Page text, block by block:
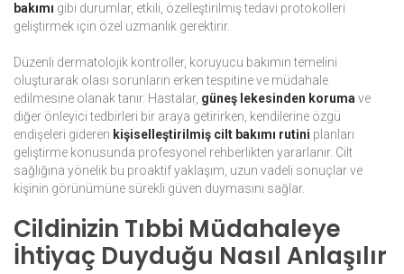
bakımı gibi durumlar, etkili, özelleştirilmiş tedavi protokolleri
geliştirmek için özel uzmanlık gerektirir.
Düzenli dermatolojik kontroller, koruyucu bakımın temelini
oluşturarak olası sorunların erken tespitine ve müdahale
edilmesine olanak tanır. Hastalar, güneş lekesinden koruma ve
diğer önleyici tedbirleri bir araya getirirken, kendilerine özgü
endişeleri gideren kişiselleştirilmiş cilt bakımı rutini planları
geliştirme konusunda profesyonel rehberlikten yararlanır. Cilt
sağlığına yönelik bu proaktif yaklaşım, uzun vadeli sonuçlar ve
kişinin görünümüne sürekli güven duymasını sağlar.
Cildinizin Tıbbi Müdahaleye
İhtiyaç Duyduğu Nasıl Anlaşılır